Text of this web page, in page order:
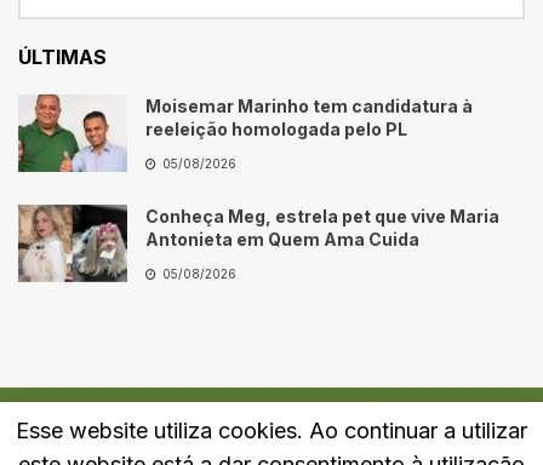
ÚLTIMAS
Moisemar Marinho tem candidatura à
reeleição homologada pelo PL
05/08/2026
Conheça Meg, estrela pet que vive Maria
Antonieta em Quem Ama Cuida
05/08/2026
Quem Somos Fale Conosco Política de Privacidade
Esse website utiliza cookies. Ao continuar a utilizar